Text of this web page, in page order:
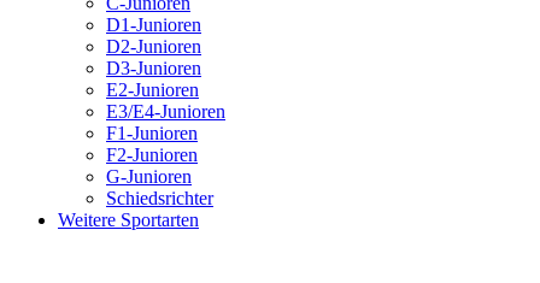
D1-Junioren
D2-Junioren
D3-Junioren
E2-Junioren
E3/E4-Junioren
F1-Junioren
F2-Junioren
G-Junioren
Schiedsrichter
Weitere Sportarten